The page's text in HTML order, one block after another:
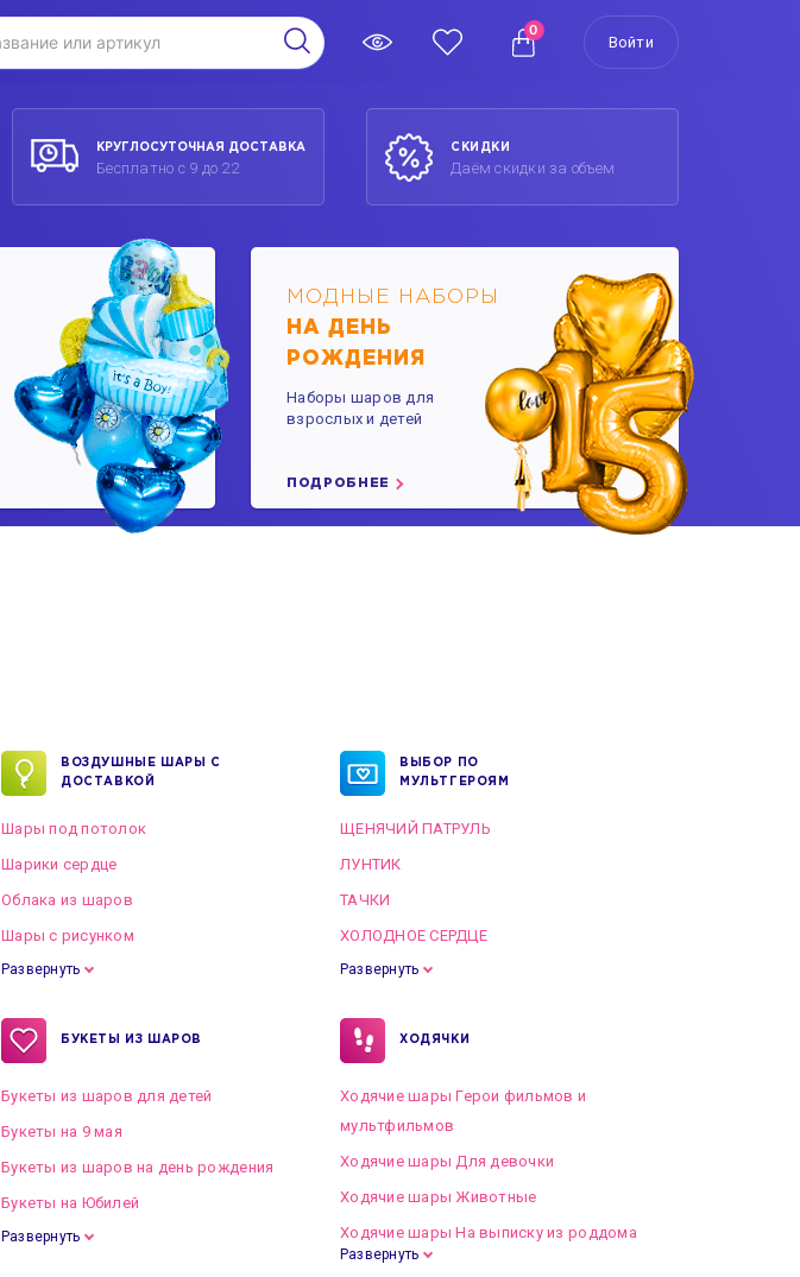
0
Войти
КРУГЛОСУТОЧНАЯ ДОСТАВКА
Бесплатно с 9 до 22
СКИДКИ
Даём скидки за объем
МОДНЫЕ НАБОРЫ
НА ДЕНЬ
РОЖДЕНИЯ
Наборы шаров для
взрослых и детей
ПОДРОБНЕЕ
ВОЗДУШНЫЕ ШАРЫ С
ДОСТАВКОЙ
Шары под потолок
Шарики сердце
Облака из шаров
Шары с рисунком
Развернуть
ВЫБОР ПО
МУЛЬТГЕРОЯМ
ЩЕНЯЧИЙ ПАТРУЛЬ
ЛУНТИК
ТАЧКИ
ХОЛОДНОЕ СЕРДЦЕ
Развернуть
БУКЕТЫ ИЗ ШАРОВ
Букеты из шаров для детей
Букеты на 9 мая
Букеты из шаров на день рождения
Букеты на Юбилей
Развернуть
ХОДЯЧКИ
Ходячие шары Герои фильмов и
мультфильмов
Ходячие шары Для девочки
Ходячие шары Животные
Ходячие шары На выписку из роддома
Развернуть